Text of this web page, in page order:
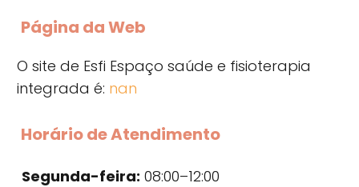
Página da Web
O site de Esfi Espaço saúde e fisioterapia
integrada é: nan
Horário de Atendimento
Segunda-feira: 08:00–12:00